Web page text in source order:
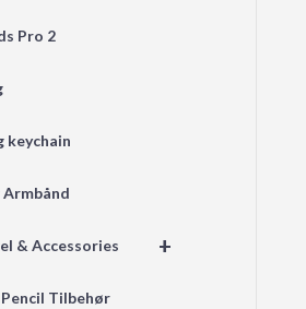
Pro 2
keychain
+
& Accessories
Tilbehør